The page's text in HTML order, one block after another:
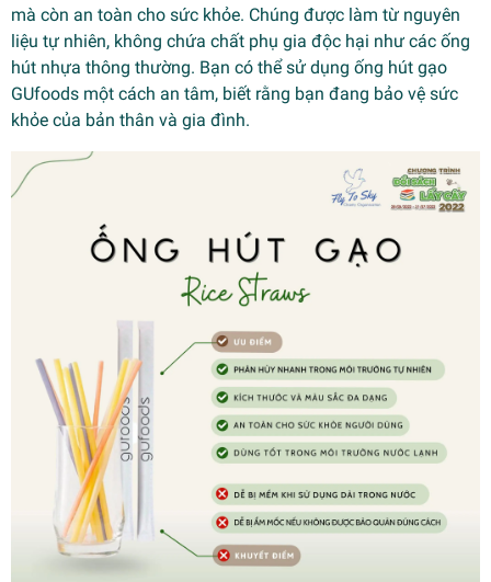
mà còn an toàn cho sức khỏe. Chúng được làm từ nguyên
liệu tự nhiên, không chứa chất phụ gia độc hại như các ống
hút nhựa thông thường. Bạn có thể sử dụng ống hút gạo
GUfoods một cách an tâm, biết rằng bạn đang bảo vệ sức
khỏe của bản thân và gia đình.